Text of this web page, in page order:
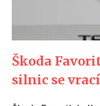
Škoda
silnic se